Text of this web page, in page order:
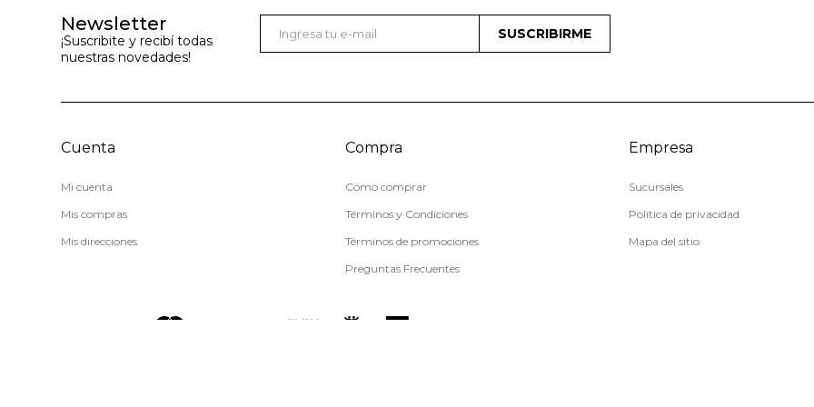
Newsletter
¡Suscribite y recibí todas
nuestras novedades!
SUSCRIBIRME
Cuenta
Mi cuenta
Mis compras
Mis direcciones
Compra
Cómo comprar
Términos y Condiciones
Términos de promociones
Preguntas Frecuentes
Empresa
Sucursales
Política de privacidad
Mapa del sitio